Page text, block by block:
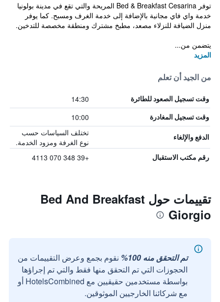
توفر Bed & Breakfast Cesarina المريحة والتي تقع في مدينة بولونيا
خدمة واي فاي مجانية بالإضافة إلى خدمة الغرف ومسبح. كما يوفر
منزل الضيافة للنزلاء مصعد، مطبخ مشترك ومنطقة مخصصة للتدخين.
يتضمن من...
المزيد
من الجيد أن تعلم
وقت تسجيل الصعود للطائرة 14:30
وقت تسجيل المغادرة 10:00
الدفع والإلغاء
تختلف السياسات حسب
نوع الغرفة ومزود الخدمة.
رقم مكتب الاستقبال +39 348 070 4113
تقييمات حول Bed And Breakfast
Giorgio
تم التحقق منه 100%
نقوم بجمع وعرض التقييمات من
الحجوزات التي تم التحقق منها فقط والتي تم إجراؤها
بواسطة مستخدمين حقيقيين مع HotelsCombined أو
مع شركائنا الخارجيين الموثوقين.